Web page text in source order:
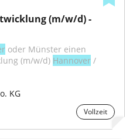
(m/w/d) -
oder Münster einen
(m/w/d) Hannover /
KG
Vollzeit